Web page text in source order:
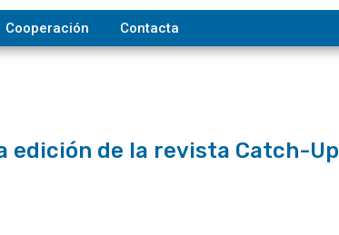
Cooperación Contacta
edición de la revista Catch-Up